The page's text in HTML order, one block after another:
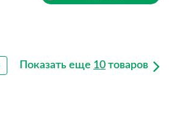
Показать еще 10товаров